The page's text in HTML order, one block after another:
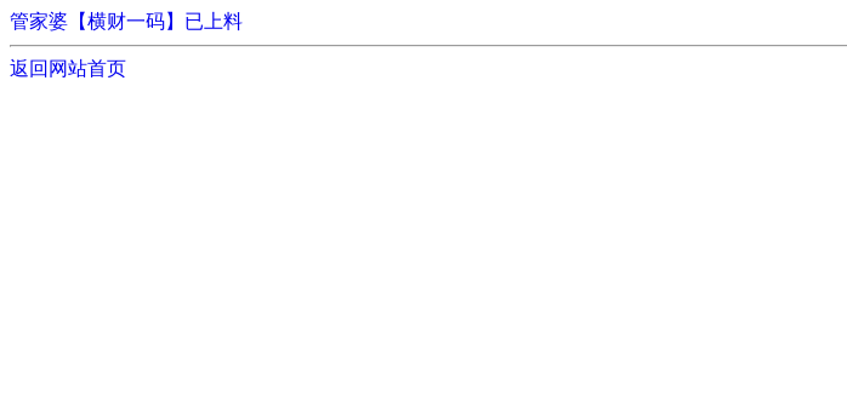
管家婆【横财一码】已上料
返回网站首页